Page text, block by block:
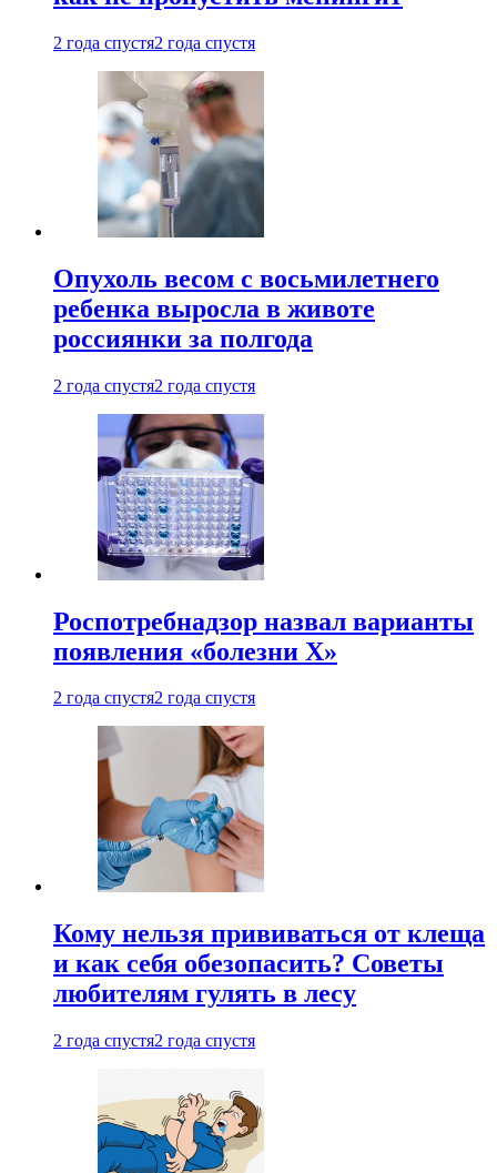
2 года спустя2 года спустя
Опухоль весом с восьмилетнего
ребенка выросла в животе
россиянки за полгода
2 года спустя2 года спустя
Роспотребнадзор назвал варианты
появления «болезни Х»
2 года спустя2 года спустя
Кому нельзя прививаться от клеща
и как себя обезопасить? Советы
любителям гулять в лесу
2 года спустя2 года спустя